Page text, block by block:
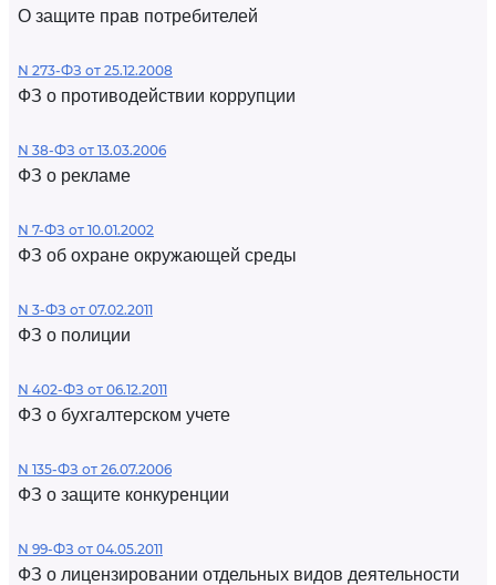
О защите прав потребителей
N 273-ФЗ от 25.12.2008
ФЗ о противодействии коррупции
N 38-ФЗ от 13.03.2006
ФЗ о рекламе
N 7-ФЗ от 10.01.2002
ФЗ об охране окружающей среды
N 3-ФЗ от 07.02.2011
ФЗ о полиции
N 402-ФЗ от 06.12.2011
ФЗ о бухгалтерском учете
N 135-ФЗ от 26.07.2006
ФЗ о защите конкуренции
N 99-ФЗ от 04.05.2011
ФЗ о лицензировании отдельных видов деятельности